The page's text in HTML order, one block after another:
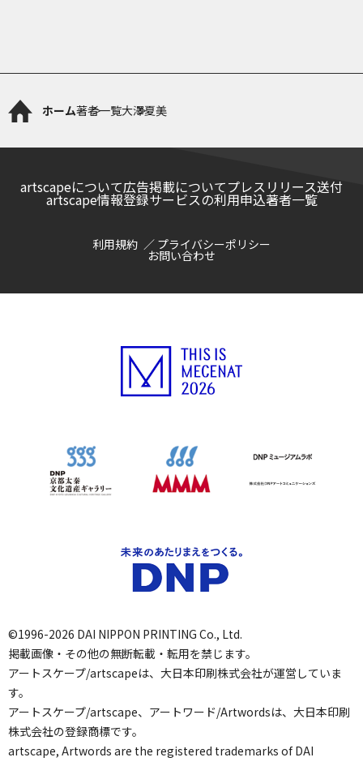
ホーム著者一覧大澤夏美
artscapeについて広告掲載についてプレスリリース送付
artscape情報登録サービスの利用申込著者一覧
利用規約 プライバシーポリシー
お問い合わせ
©1996-2026 DAI NIPPON PRINTING Co., Ltd.
掲載画像・その他の無断転載・転用を禁じます。
アートスケープ/artscapeは、大日本印刷株式会社が運営していま
す。
アートスケープ/artscape、アートワード/Artwordsは、大日本印刷
株式会社の登録商標です。
artscape, Artwords are the registered trademarks of DAI